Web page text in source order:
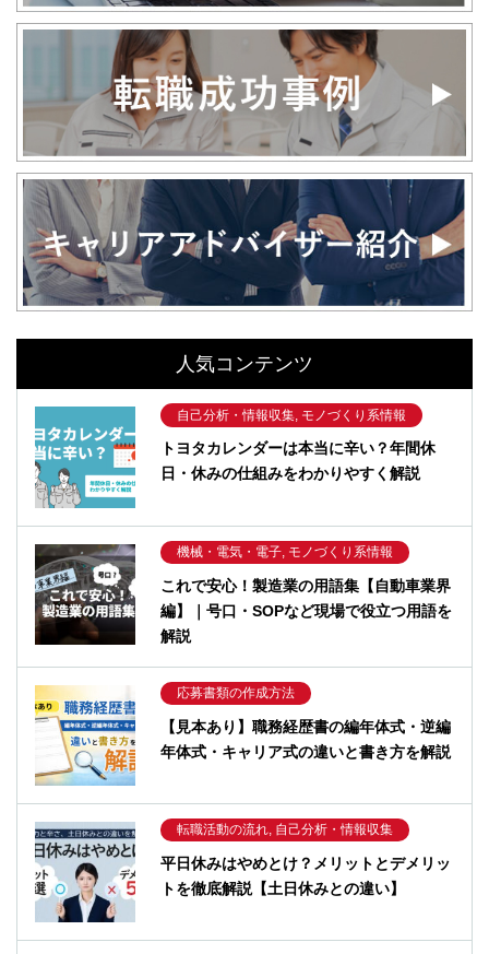
人気コンテンツ
自己分析・情報収集, モノづくり系情報
トヨタカレンダーは本当に辛い？年間休
日・休みの仕組みをわかりやすく解説
機械・電気・電子, モノづくり系情報
これで安心！製造業の用語集【自動車業界
編】｜号口・SOPなど現場で役立つ用語を
解説
応募書類の作成方法
【見本あり】職務経歴書の編年体式・逆編
年体式・キャリア式の違いと書き方を解説
転職活動の流れ, 自己分析・情報収集
平日休みはやめとけ？メリットとデメリッ
トを徹底解説【土日休みとの違い】